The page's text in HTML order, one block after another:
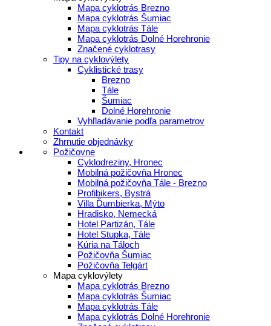
Mapa cyklotrás Brezno
Mapa cyklotrás Šumiac
Mapa cyklotrás Tále
Mapa cyklotrás Dolné Horehronie
Značené cyklotrasy
Tipy na cyklovýlety
Cyklistické trasy
Brezno
Tále
Šumiac
Dolné Horehronie
Vyhľladávanie podľa parametrov
Kontakt
Zhrnutie objednávky
Požičovne
Cyklodreziny, Hronec
Mobilná požičovňa Hronec
Mobilná požičovňa Tále - Brezno
Profibikers, Bystrá
Villa Ďumbierka, Mýto
Hradisko, Nemecká
Hotel Partizán, Tále
Hotel Stupka, Tále
Kúria na Táloch
Požičovňa Šumiac
Požičovňa Telgárt
Mapa cyklovýlety
Mapa cyklotrás Brezno
Mapa cyklotrás Šumiac
Mapa cyklotrás Tále
Mapa cyklotrás Dolné Horehronie